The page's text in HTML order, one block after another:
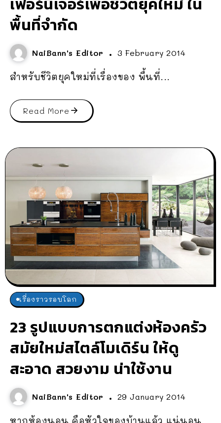
พื้นที่จำกัด
NaiBann's Editor 3 February 2014
สำหรับชีวิตยุคใหม่ที่เรื่องของ พื้นที่...
Read More
เรื่องราวรอบโลก
23 รูปแบบการตกแต่งห้องครัว
สมัยใหม่สไตล์โมเดิร์น ให้ดู
สะอาด สวยงาม น่าใช้งาน
NaiBann's Editor 29 January 2014